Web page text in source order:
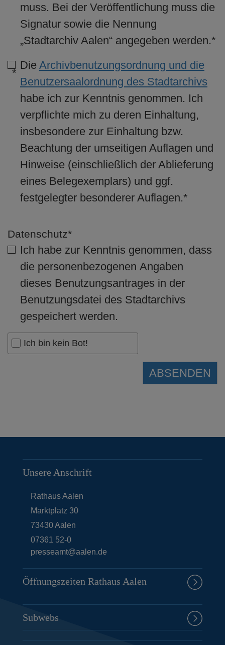
muss. Bei der Veröffentlichung muss die
Signatur sowie die Nennung
„Stadtarchiv Aalen“ angegeben werden.*
Die Archivbenutzungsordnung und die
Benutzersaalordnung des Stadtarchivs
habe ich zur Kenntnis genommen. Ich
verpflichte mich zu deren Einhaltung,
insbesondere zur Einhaltung bzw.
Beachtung der umseitigen Auflagen und
Hinweise (einschließlich der Ablieferung
eines Belegexemplars) und ggf.
festgelegter besonderer Auflagen.*
Datenschutz*
Ich habe zur Kenntnis genommen, dass
die personenbezogenen Angaben
dieses Benutzungsantrages in der
Benutzungsdatei des Stadtarchivs
gespeichert werden.
Ich bin kein Bot!
ABSENDEN
Unsere Anschrift
Rathaus Aalen
Marktplatz 30
73430Aalen
07361 52-0
presseamt@aalen.de
Öffnungszeiten Rathaus Aalen
Subwebs